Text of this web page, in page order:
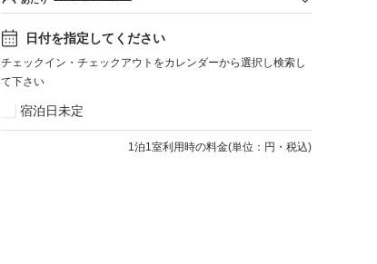
日付を指定してください
チェックイン・チェックアウトをカレンダーから選択し検索し
て下さい
宿泊日未定
1 泊1室利用時の料金(単位：円・税込)